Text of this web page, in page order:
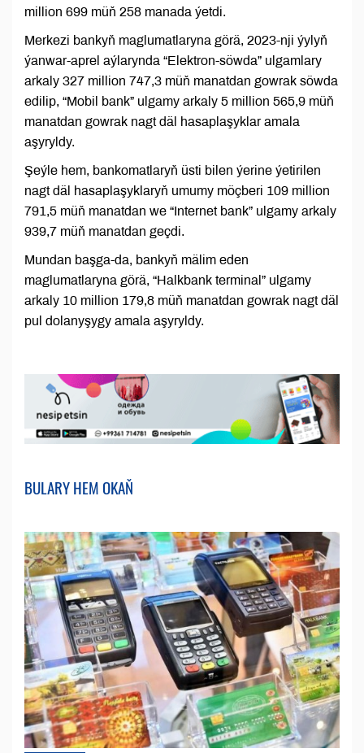
million 699 müň 258 manada ýetdi.
Merkezi bankyň maglumatlaryna görä, 2023-nji ýylyň
ýanwar-aprel aýlarynda “Elektron-söwda” ulgamlary
arkaly 327 million 747,3 müň manatdan gowrak söwda
edilip, “Mobil bank” ulgamy arkaly 5 million 565,9 müň
manatdan gowrak nagt däl hasaplaşyklar amala
aşyryldy.
Şeýle hem, bankomatlaryň üsti bilen ýerine ýetirilen
nagt däl hasaplaşyklaryň umumy möçberi 109 million
791,5 müň manatdan we “Internet bank” ulgamy arkaly
939,7 müň manatdan geçdi.
Mundan başga-da, bankyň mälim eden
maglumatlaryna görä, “Halkbank terminal” ulgamy
arkaly 10 million 179,8 müň manatdan gowrak nagt däl
pul dolanyşygy amala aşyryldy.
BULARY HEM OKAŇ